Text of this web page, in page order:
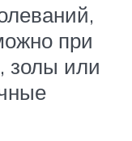
при
золы или